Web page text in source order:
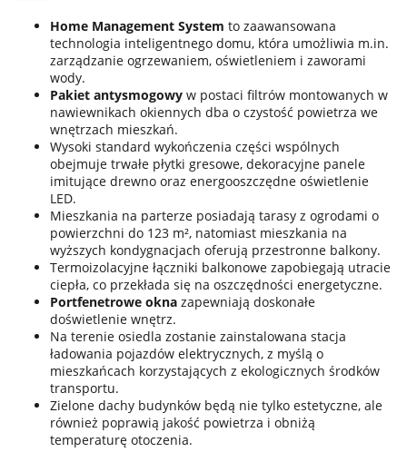
Home Management System to zaawansowana
technologia inteligentnego domu, która umożliwia m.in.
zarządzanie ogrzewaniem, oświetleniem i zaworami
wody.
Pakiet antysmogowy w postaci filtrów montowanych w
nawiewnikach okiennych dba o czystość powietrza we
wnętrzach mieszkań.
Wysoki standard wykończenia części wspólnych
obejmuje trwałe płytki gresowe, dekoracyjne panele
imitujące drewno oraz energooszczędne oświetlenie
LED.
Mieszkania na parterze posiadają tarasy z ogrodami o
powierzchni do 123 m², natomiast mieszkania na
wyższych kondygnacjach oferują przestronne balkony.
Termoizolacyjne łączniki balkonowe zapobiegają utracie
ciepła, co przekłada się na oszczędności energetyczne.
Portfenetrowe okna zapewniają doskonałe
doświetlenie wnętrz.
Na terenie osiedla zostanie zainstalowana stacja
ładowania pojazdów elektrycznych, z myślą o
mieszkańcach korzystających z ekologicznych środków
transportu.
Zielone dachy budynków będą nie tylko estetyczne, ale
również poprawią jakość powietrza i obniżą
temperaturę otoczenia.